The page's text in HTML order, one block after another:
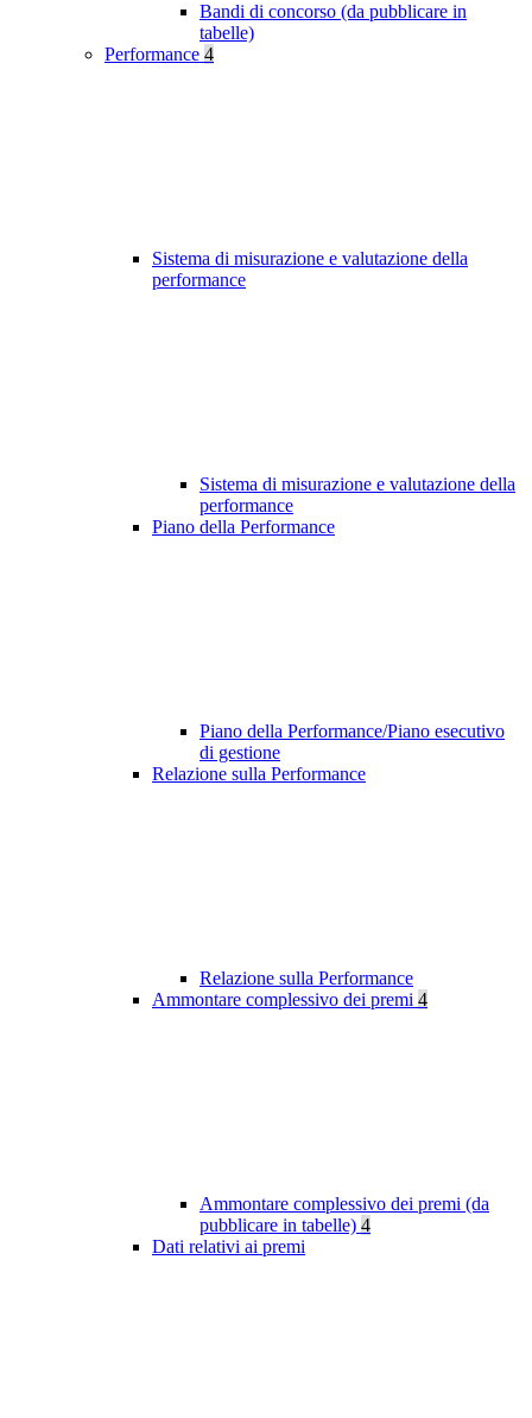
Bandi di concorso (da pubblicare in
tabelle)
Performance 4
Sistema di misurazione e valutazione della
performance
Sistema di misurazione e valutazione della
performance
Piano della Performance
Piano della Performance/Piano esecutivo
di gestione
Relazione sulla Performance
Relazione sulla Performance
Ammontare complessivo dei premi 4
Ammontare complessivo dei premi (da
pubblicare in tabelle) 4
Dati relativi ai premi